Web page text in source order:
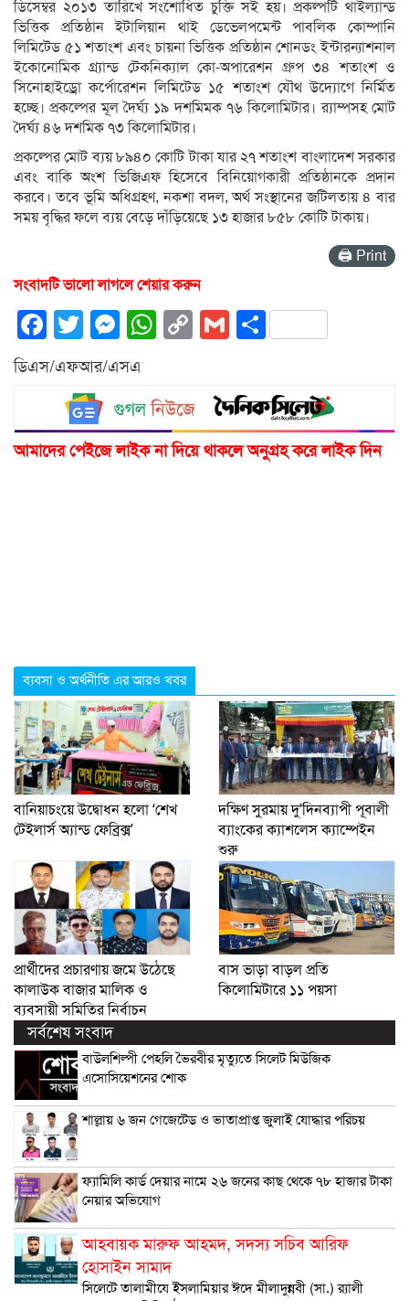
ডিসেম্বর ২০১৩ তারিখে সংশোধিত চুক্তি সই হয়। প্রকল্পটি থাইল্যান্ড
ভিত্তিক প্রতিষ্ঠান ইটালিয়ান থাই ডেভেলপমেন্ট পাবলিক কোম্পানি
লিমিটেড ৫১ শতাংশ এবং চায়না ভিত্তিক প্রতিষ্ঠান শোনডং ইন্টারন্যাশনাল
ইকোনোমিক গ্র্যান্ড টেকনিক্যাল কো-অপারেশন গ্রুপ ৩৪ শতাংশ ও
সিনোহাইড্রো কর্পোরেশন লিমিটেড ১৫ শতাংশ যৌথ উদ্যোগে নির্মিত
হচ্ছে। প্রকল্পের মূল দৈর্ঘ্য ১৯ দশমিমক ৭৬ কিলোমিটার। র‍্যাম্পসহ মোট
দৈর্ঘ্য ৪৬ দশমিক ৭৩ কিলোমিটার।
প্রকল্পের মোট ব্যয় ৮৯৪০ কোটি টাকা যার ২৭ শতাংশ বাংলাদেশ সরকার
এবং বাকি অংশ ভিজিএফ হিসেবে বিনিয়োগকারী প্রতিষ্ঠানকে প্রদান
করবে। তবে ভূমি অধিগ্রহণ, নকশা বদল, অর্থ সংস্থানের জটিলতায় ৪ বার
সময় বৃদ্ধির ফলে ব্যয় বেড়ে দাঁড়িয়েছে ১৩ হাজার ৮৫৮ কোটি টাকায়।
🖨 Print
সংবাদটি ভালো লাগলে শেয়ার করুন
Facebook
Twitter
Messenger
WhatsApp
CopyGmailShare
ডিএস/এফআর/এসএ
আমাদের পেইজে লাইক না দিয়ে থাকলে অনুগ্রহ করে লাইক দিন
ব্যবসা ও অর্থনীতি এর আরও খবর
বানিয়াচংয়ে উদ্বোধন হলো ‘শেখ
টেইলার্স অ্যান্ড ফেব্রিক্স’
দক্ষিণ সুরমায় দু’দিনব্যাপী পূবালী
ব্যাংকের ক্যাশলেস ক্যাম্পেইন
শুরু
প্রার্থীদের প্রচারণায় জমে উঠেছে
কালাউক বাজার মালিক ও
ব্যবসায়ী সমিতির নির্বাচন
বাস ভাড়া বাড়ল প্রতি
কিলোমিটারে ১১ পয়সা
সর্বশেষ সংবাদ
বাউলশিল্পী পেহলি ভৈরবীর মৃত্যুতে সিলেট মিউজিক
এসোসিয়েশনের শোক
শাল্লায় ৬ জন গেজেটেড ও ভাতাপ্রাপ্ত জুলাই যোদ্ধার পরিচয়
ফ্যামিলি কার্ড দেয়ার নামে ২৬ জনের কাছ থেকে ৭৮ হাজার টাকা
নেয়ার অভিযোগ
আহবায়ক মারুফ আহমদ, সদস্য সচিব আরিফ
হোসাইন সামাদ
সিলেটে তালামীযে ইসলামিয়ার ঈদে মীলাদুন্নবী (সা.) র‌্যালী